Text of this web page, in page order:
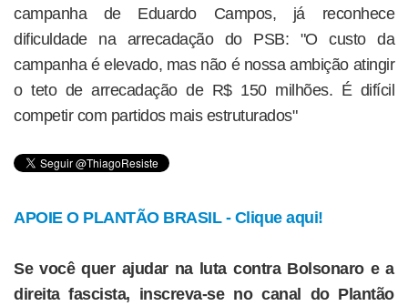
campanha de Eduardo Campos, já reconhece
dificuldade na arrecadação do PSB: "O custo da
campanha é elevado, mas não é nossa ambição atingir
o teto de arrecadação de R$ 150 milhões. É difícil
competir com partidos mais estruturados"
APOIE O PLANTÃO BRASIL - Clique aqui!
Se você quer ajudar na luta contra Bolsonaro e a
direita fascista, inscreva-se no canal do Plantão